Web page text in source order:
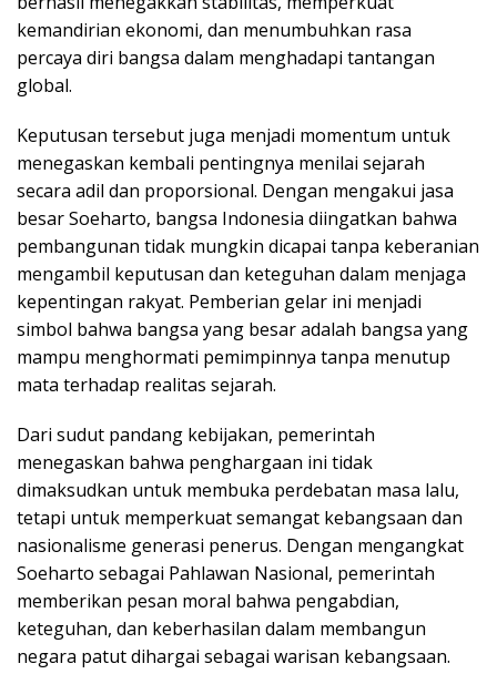
kemandirian ekonomi, dan menumbuhkan rasa
percaya diri bangsa dalam menghadapi tantangan
global.
Keputusan tersebut juga menjadi momentum untuk
menegaskan kembali pentingnya menilai sejarah
secara adil dan proporsional. Dengan mengakui jasa
besar Soeharto, bangsa Indonesia diingatkan bahwa
pembangunan tidak mungkin dicapai tanpa keberanian
mengambil keputusan dan keteguhan dalam menjaga
kepentingan rakyat. Pemberian gelar ini menjadi
simbol bahwa bangsa yang besar adalah bangsa yang
mampu menghormati pemimpinnya tanpa menutup
mata terhadap realitas sejarah.
Dari sudut pandang kebijakan, pemerintah
menegaskan bahwa penghargaan ini tidak
dimaksudkan untuk membuka perdebatan masa lalu,
tetapi untuk memperkuat semangat kebangsaan dan
nasionalisme generasi penerus. Dengan mengangkat
Soeharto sebagai Pahlawan Nasional, pemerintah
memberikan pesan moral bahwa pengabdian,
keteguhan, dan keberhasilan dalam membangun
negara patut dihargai sebagai warisan kebangsaan.